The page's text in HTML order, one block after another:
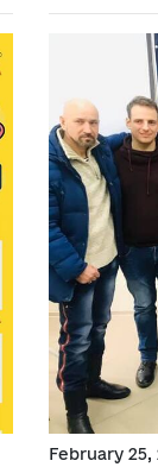
February 25,